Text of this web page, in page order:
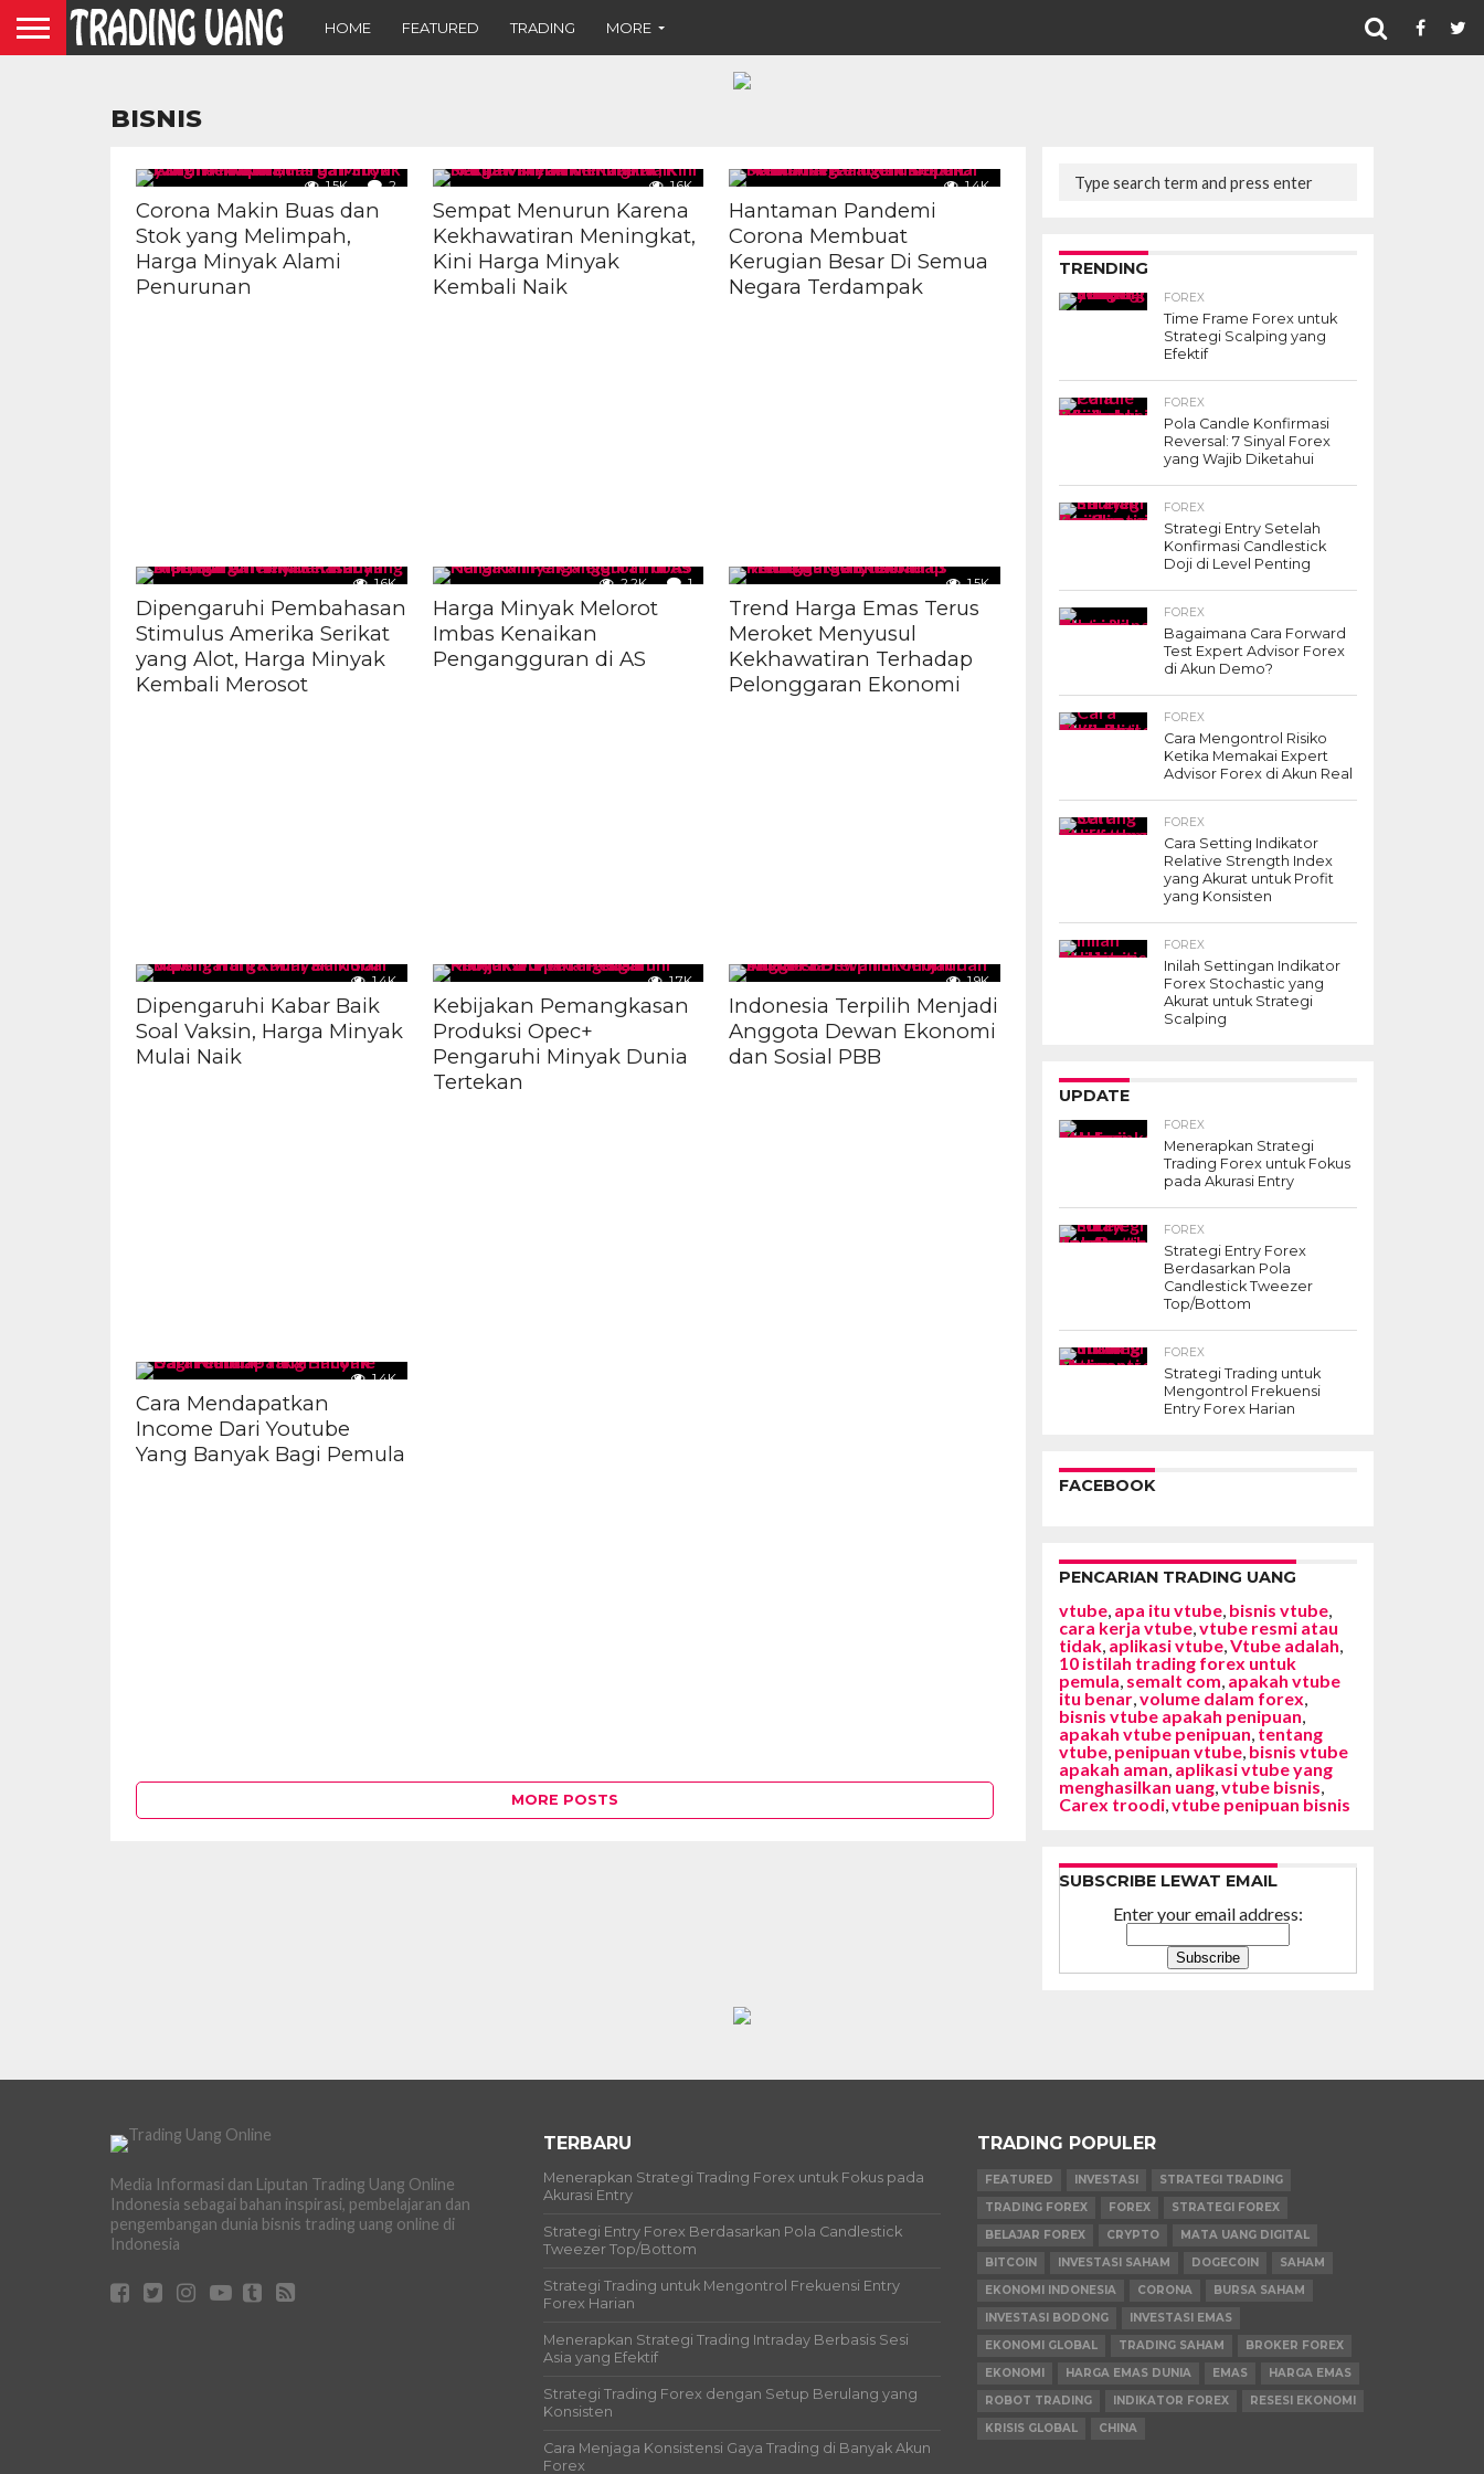
HOME FEATURED TRADING MORE
BISNIS
1.5K 2
Corona Makin Buas dan
Stok yang Melimpah,
Harga Minyak Alami
Penurunan
1.6K
Sempat Menurun Karena
Kekhawatiran Meningkat,
Kini Harga Minyak
Kembali Naik
1.4K
Hantaman Pandemi
Corona Membuat
Kerugian Besar Di Semua
Negara Terdampak
1.6K
Dipengaruhi Pembahasan
Stimulus Amerika Serikat
yang Alot, Harga Minyak
Kembali Merosot
2.2K 1
Harga Minyak Melorot
Imbas Kenaikan
Pengangguran di AS
1.5K
Trend Harga Emas Terus
Meroket Menyusul
Kekhawatiran Terhadap
Pelonggaran Ekonomi
1.4K
Dipengaruhi Kabar Baik
Soal Vaksin, Harga Minyak
Mulai Naik
1.7K
Kebijakan Pemangkasan
Produksi Opec+
Pengaruhi Minyak Dunia
Tertekan
1.9K
Indonesia Terpilih Menjadi
Anggota Dewan Ekonomi
dan Sosial PBB
1.4K
Cara Mendapatkan
Income Dari Youtube
Yang Banyak Bagi Pemula
MORE POSTS
TRENDING
FOREX
Time Frame Forex untuk
Strategi Scalping yang
Efektif
FOREX
Pola Candle Konfirmasi
Reversal: 7 Sinyal Forex
yang Wajib Diketahui
FOREX
Strategi Entry Setelah
Konfirmasi Candlestick
Doji di Level Penting
FOREX
Bagaimana Cara Forward
Test Expert Advisor Forex
di Akun Demo?
FOREX
Cara Mengontrol Risiko
Ketika Memakai Expert
Advisor Forex di Akun Real
FOREX
Cara Setting Indikator
Relative Strength Index
yang Akurat untuk Profit
yang Konsisten
FOREX
Inilah Settingan Indikator
Forex Stochastic yang
Akurat untuk Strategi
Scalping
UPDATE
FOREX
Menerapkan Strategi
Trading Forex untuk Fokus
pada Akurasi Entry
FOREX
Strategi Entry Forex
Berdasarkan Pola
Candlestick Tweezer
Top/Bottom
FOREX
Strategi Trading untuk
Mengontrol Frekuensi
Entry Forex Harian
FACEBOOK
PENCARIAN TRADING UANG
vtube, apa itu vtube, bisnis vtube,
cara kerja vtube,vtube resmi atau
tidak, aplikasi vtube,Vtube adalah,
10 istilah trading forex untuk
pemula, semalt com, apakah vtube
itu benar,volume dalam forex,
bisnis vtube apakah penipuan,
apakah vtube penipuan, tentang
vtube, penipuan vtube, bisnis vtube
apakah aman, aplikasi vtube yang
menghasilkan uang,vtube bisnis,
Carex troodi,vtube penipuan bisnis
SUBSCRIBE LEWAT EMAIL
Enter your email address:
Media Informasi dan Liputan Trading Uang Online
Indonesia sebagai bahan inspirasi, pembelajaran dan
pengembangan dunia bisnis trading uang online di
Indonesia
TERBARU
Menerapkan Strategi Trading Forex untuk Fokus pada
Akurasi Entry
Strategi Entry Forex Berdasarkan Pola Candlestick
Tweezer Top/Bottom
Strategi Trading untuk Mengontrol Frekuensi Entry
Forex Harian
Menerapkan Strategi Trading Intraday Berbasis Sesi
Asia yang Efektif
Strategi Trading Forex dengan Setup Berulang yang
Konsisten
Cara Menjaga Konsistensi Gaya Trading di Banyak Akun
Forex
TRADING POPULER
FEATURED INVESTASI
STRATEGI TRADING
TRADING FOREX
FOREX
STRATEGI FOREX
BELAJAR FOREX
CRYPTO
MATA UANG DIGITAL
BITCOIN
INVESTASI SAHAM DOGECOIN
SAHAM
EKONOMI INDONESIA
CORONA
BURSA SAHAM
INVESTASI BODONG
INVESTASI EMAS
EKONOMI GLOBAL
TRADING SAHAM
BROKER FOREX
EKONOMI
HARGA EMAS DUNIA EMAS
HARGA EMAS
ROBOT TRADING
INDIKATOR FOREX
RESESI EKONOMI
KRISIS GLOBAL
CHINA